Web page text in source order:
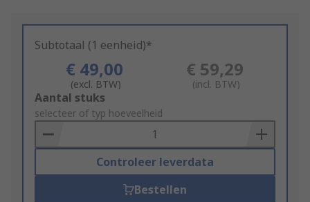
Subtotaal (1 eenheid)*
€ 49,00
(excl. BTW)
€ 59,29
(incl. BTW)
Add
to
Basket
Aantal stuks
selecteer of typ hoeveelheid
Controleer leverdata
Bestellen